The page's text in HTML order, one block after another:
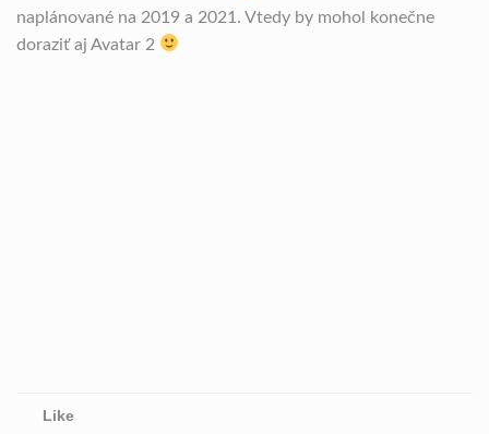
naplánované na 2019 a 2021. Vtedy by mohol konečne
doraziť aj Avatar 2
Like